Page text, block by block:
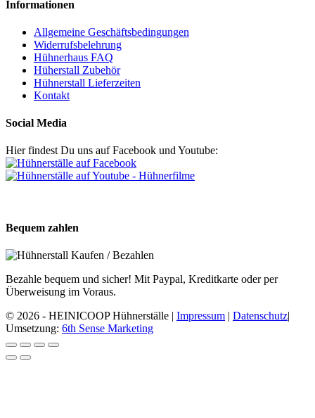
Informationen
Allgemeine Geschäftsbedingungen
Widerrufsbelehrung
Hühnerhaus FAQ
Hüherstall Zubehör
Hühnerstall Lieferzeiten
Kontakt
Social Media
Hier findest Du uns auf Facebook und Youtube:
Bequem zahlen
Bezahle bequem und sicher! Mit Paypal, Kreditkarte oder per
Überweisung im Voraus.
© 2026 - HEINICOOP Hühnerställe | Impressum | Datenschutz|
Umsetzung: 6th Sense Marketing